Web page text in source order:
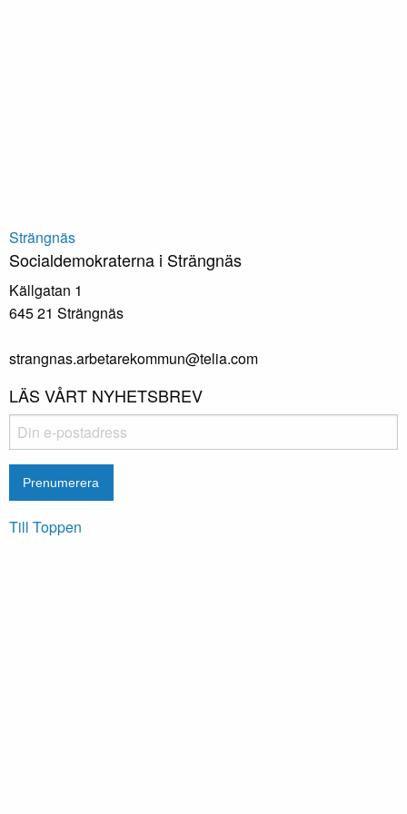
Strängnäs
Socialdemokraterna i Strängnäs
Källgatan 1
645 21 Strängnäs
strangnas.arbetarekommun@telia.com
LÄS VÅRT NYHETSBREV
Till Toppen